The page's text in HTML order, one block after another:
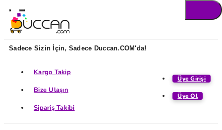
Sadece Sizin İçin, Sadece Duccan.COM'da!
Üye Girişi
Üye Ol
Kargo Takip
Bize Ulaşın
Sipariş Takibi